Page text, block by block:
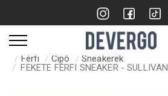
Férfi Cipő
Sneakerek
FEKETE FÉRFI SNEAKER - SULLIVAN